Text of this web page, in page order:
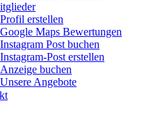
Profil erstellen
Google Maps Bewertungen
Instagram Post buchen
Instagram-Post erstellen
Anzeige buchen
Unsere Angebote